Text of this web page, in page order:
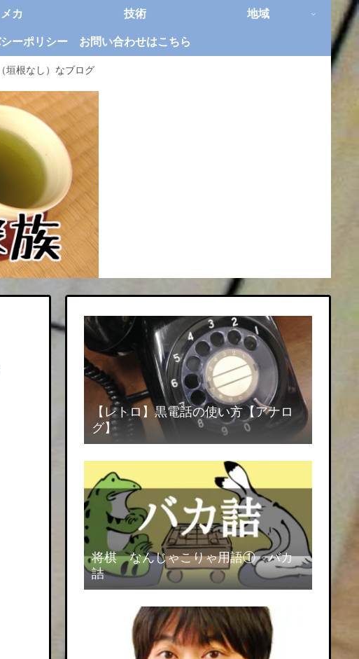
垣根なし）なブログ
メカ 技術 地域
ーポリシー お問い合わせはこちら
【レトロ】黒電話の使い方【アナロ
グ】
将棋 なんじゃこりゃ用語① バカ
詰